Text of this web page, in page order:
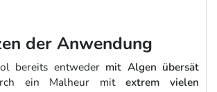
der Anwendung
bereits entweder mit Algen übersät
ein Malheur mitextrem vielen